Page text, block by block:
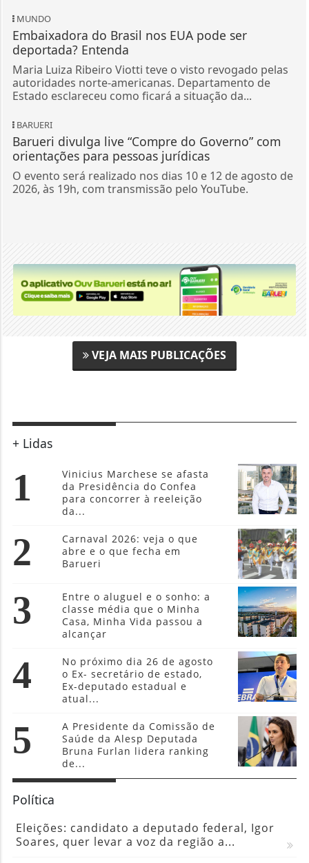
MUNDO
Embaixadora do Brasil nos EUA pode ser
deportada? Entenda
Maria Luiza Ribeiro Viotti teve o visto revogado pelas
autoridades norte-americanas. Departamento de
Estado esclareceu como ficará a situação da...
BARUERI
Barueri divulga live “Compre do Governo” com
orientações para pessoas jurídicas
O evento será realizado nos dias 10 e 12 de agosto de
2026, às 19h, com transmissão pelo YouTube.
VEJA MAIS PUBLICAÇÕES
+ Lidas
1
Vinicius Marchese se afasta
da Presidência do Confea
para concorrer à reeleição
da...
2
Carnaval 2026: veja o que
abre e o que fecha em
Barueri
3
Entre o aluguel e o sonho: a
classe média que o Minha
Casa, Minha Vida passou a
alcançar
4
No próximo dia 26 de agosto
o Ex- secretário de estado,
Ex-deputado estadual e
atual...
5
A Presidente da Comissão de
Saúde da Alesp Deputada
Bruna Furlan lidera ranking
de...
Política
Eleições: candidato a deputado federal, Igor
Soares, quer levar a voz da região a...